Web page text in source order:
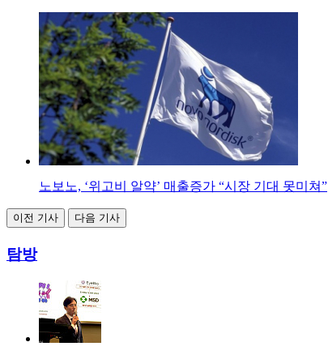
노보노, ‘위고비 알약’ 매출증가 “시장 기대 못미쳐”
이전 기사 다음 기사
탐방